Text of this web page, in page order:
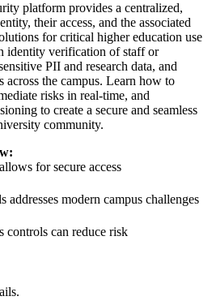
platform provides a centralized,
their access, and the associated
for critical higher education use
identity verification of staff or
PII and research data, and
the campus. Learn how to
risks in real-time, and
to create a secure and seamless
community.
for secure access
addresses modern campus challenges
controls can reduce risk